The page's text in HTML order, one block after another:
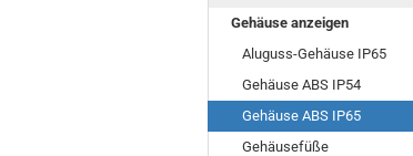
Gehäuse anzeigen
Aluguss-Gehäuse IP65
Gehäuse ABS IP54
Gehäuse ABS IP65
Gehäusefüße